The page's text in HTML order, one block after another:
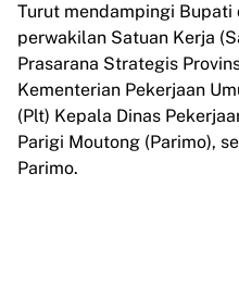
Turut mendampingi
perwakilan Satuan Kerja
Prasarana Strategis
Kementerian Pekerjaan
(Plt) Kepala Dinas
Parigi Moutong (Parimo),
Parimo.